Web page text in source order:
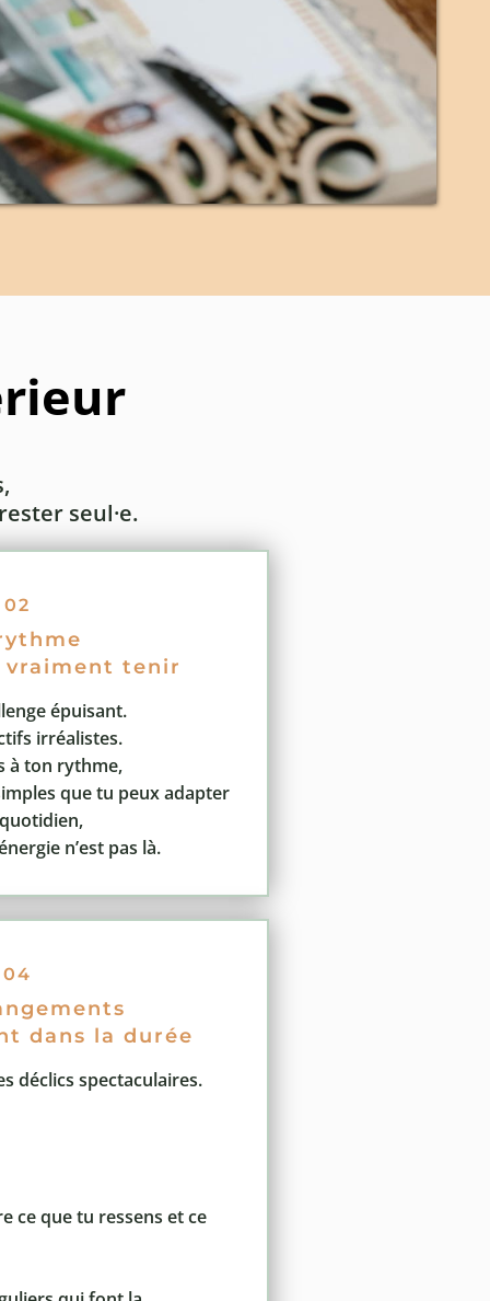
seul·e.
02
vraiment tenir
épuisant.
irréalistes.
à ton rythme,
que tu peux adapter
n’est pas là.
04
dans la durée
déclics spectaculaires.
ce que tu ressens et ce